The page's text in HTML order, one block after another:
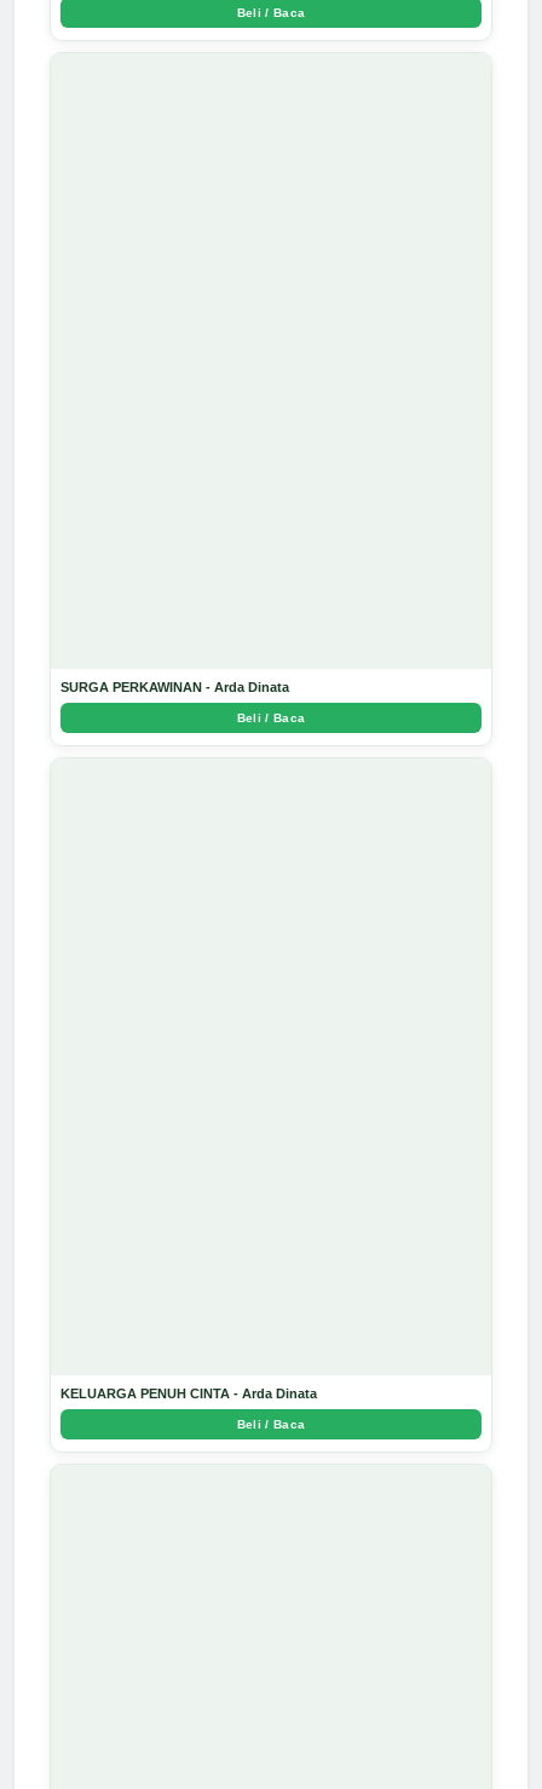
Beli / Baca
SURGA PERKAWINAN - Arda Dinata
Beli / Baca
KELUARGA PENUH CINTA - Arda Dinata
Beli / Baca